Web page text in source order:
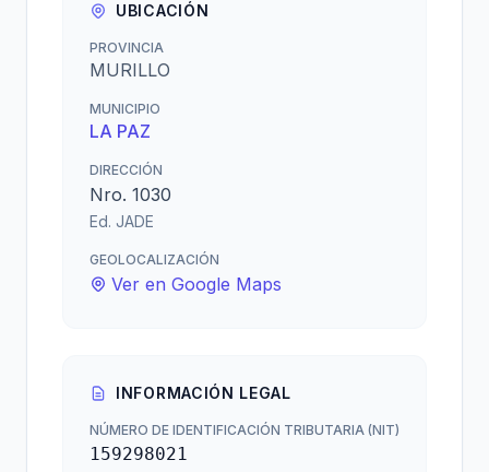
UBICACIÓN
PROVINCIA
MURILLO
MUNICIPIO
LA PAZ
DIRECCIÓN
Nro. 1030
Ed. JADE
GEOLOCALIZACIÓN
Ver en Google Maps
INFORMACIÓN LEGAL
NÚMERO DE IDENTIFICACIÓN TRIBUTARIA (NIT)
159298021